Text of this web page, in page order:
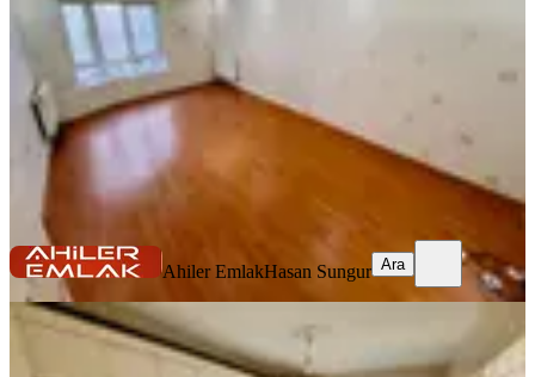
3+1
120 m²
30.000 ₺
Hasan Sungur
Ara
Ahiler EmlakHasan Sungur Ara
YENİ
Ahiler'den Antares Avm Paraleli 5+1
Dubleks Daire